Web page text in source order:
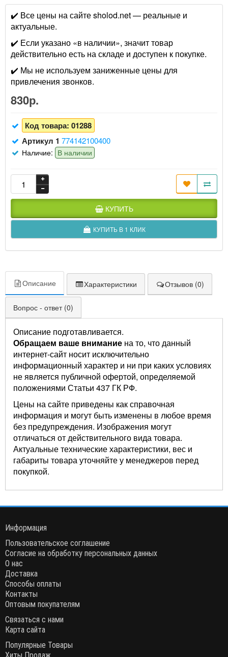
✔️ Все цены на сайте sholod.net — реальные и
актуальные.
✔️ Если указано «в наличии», значит товар
действительно есть на складе и доступен к покупке.
✔️ Мы не используем заниженные цены для
привлечения звонков.
830р.
Код товара: 01288
Артикул 1 774142100400
Наличие: В наличии
КУПИТЬ
КУПИТЬ В 1 КЛИК
Описание Характеристики Отзывов (0)
Вопрос - ответ (0)
Описание подготавливается.
Обращаем ваше внимание на то, что данный
интернет-сайт носит исключительно
информационный характер и ни при каких условиях
не является публичной офертой, определяемой
положениями Статьи 437 ГК РФ.
Цены на сайте приведены как справочная
информация и могут быть изменены в любое время
без предупреждения. Изображения могут
отличаться от действительного вида товара.
Актуальные технические характеристики, вес и
габариты товара уточняйте у менеджеров перед
покупкой.
Информация
Пользовательское соглашение
Согласие на обработку персональных данных
О нас
Доставка
Способы оплаты
Контакты
Оптовым покупателям
Связаться с нами
Карта сайта
Популярные Товары